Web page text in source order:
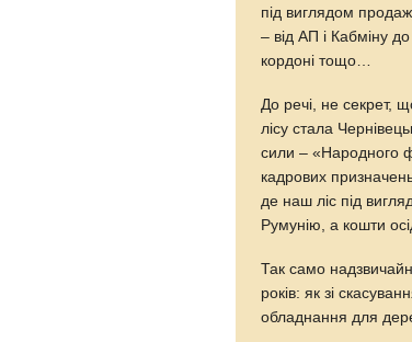
під виглядом
– від АП і Кабміну
кордоні тощо…
До речі, не секрет,
лісу стала
сили – «Народного
кадрових
де наш ліс під
Румунію, а кошти
Так само
років: як зі
обладнання для